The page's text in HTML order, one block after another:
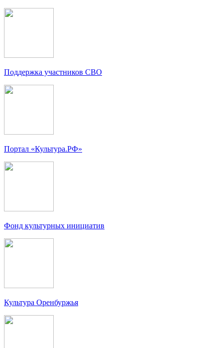
Поддержка участников СВО
Портал «Культура.РФ»
Фонд культурных инициатив
Культура Оренбуржья